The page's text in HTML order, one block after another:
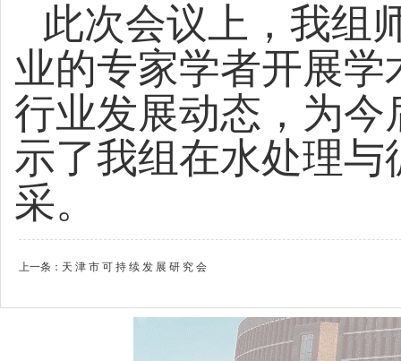
此次会议上，我组
业的专家学者开展
行业发展动态，为
示了我组在水处理
采。
上一条： 天 津 市 可 持 续 发 展 研 究 会